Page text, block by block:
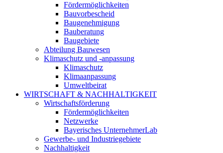
Fördermöglichkeiten
Bauvorbescheid
Baugenehmigung
Bauberatung
Baugebiete
Abteilung Bauwesen
Klimaschutz und -anpassung
Klimaschutz
Klimaanpassung
Umweltbeirat
WIRTSCHAFT & NACHHALTIGKEIT
Wirtschaftsförderung
Fördermöglichkeiten
Netzwerke
Bayerisches UnternehmerLab
Gewerbe- und Industriegebiete
Nachhaltigkeit